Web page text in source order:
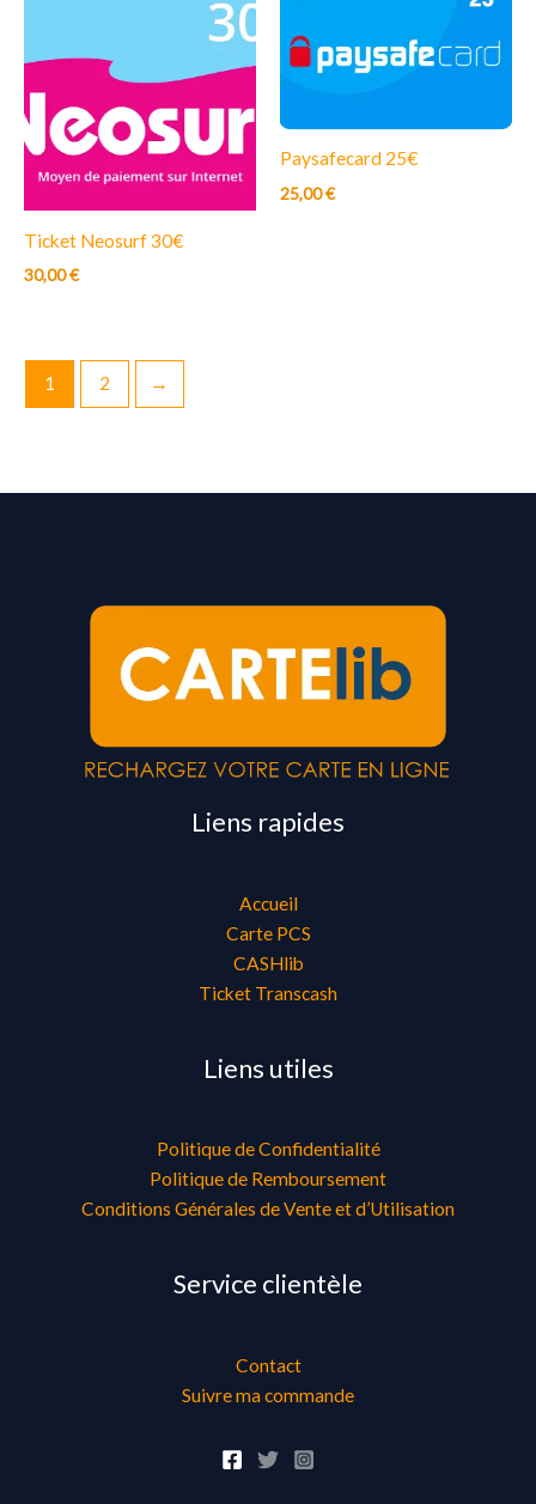
Ticket Neosurf 30€
30,00€
Paysafecard 25€
25,00€
1 2 →
Liens rapides
Accueil
Carte PCS
CASHlib
Ticket Transcash
Liens utiles
Politique de Confidentialité
Politique de Remboursement
Conditions Générales de Vente et d’Utilisation
Service clientèle
Contact
Suivre ma commande